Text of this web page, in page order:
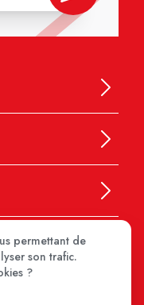
permettant de
son trafic.
?